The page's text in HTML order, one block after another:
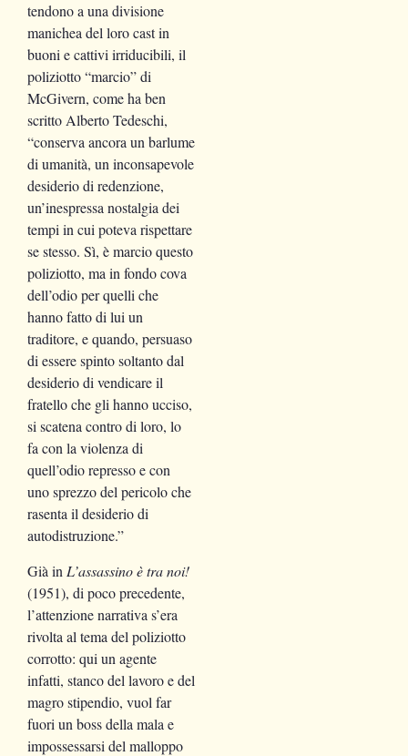
tendono a una divisione
manichea del loro cast in
buoni e cattivi irriducibili, il
poliziotto “marcio” di
McGivern, come ha ben
scritto Alberto Tedeschi,
“conserva ancora un barlume
di umanità, un inconsapevole
desiderio di redenzione,
un’inespressa nostalgia dei
tempi in cui poteva rispettare
se stesso. Sì, è marcio questo
poliziotto, ma in fondo cova
dell’odio per quelli che
hanno fatto di lui un
traditore, e quando, persuaso
di essere spinto soltanto dal
desiderio di vendicare il
fratello che gli hanno ucciso,
si scatena contro di loro, lo
fa con la violenza di
quell’odio represso e con
uno sprezzo del pericolo che
rasenta il desiderio di
autodistruzione.”
Già in L’assassino è tra noi!
(1951), di poco precedente,
l’attenzione narrativa s’era
rivolta al tema del poliziotto
corrotto: qui un agente
infatti, stanco del lavoro e del
magro stipendio, vuol far
fuori un boss della mala e
impossessarsi del malloppo